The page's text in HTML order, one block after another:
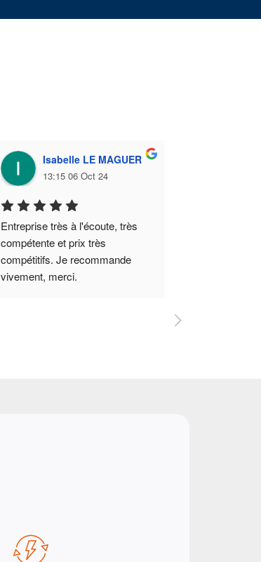
Isabelle LE MAGUER
13:15 06 Oct 24
Entreprise très à l'écoute, très
compétente et prix très
compétitifs. Je recommande
vivement, merci.